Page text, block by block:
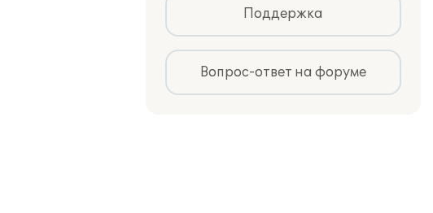
Поддержка
Вопрос-ответ на форуме